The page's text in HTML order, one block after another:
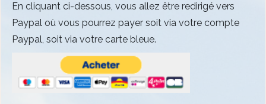
En cliquant ci-dessous, vous allez être redirigé vers
Paypal où vous pourrez payer soit via votre compte
Paypal, soit via votre carte bleue.